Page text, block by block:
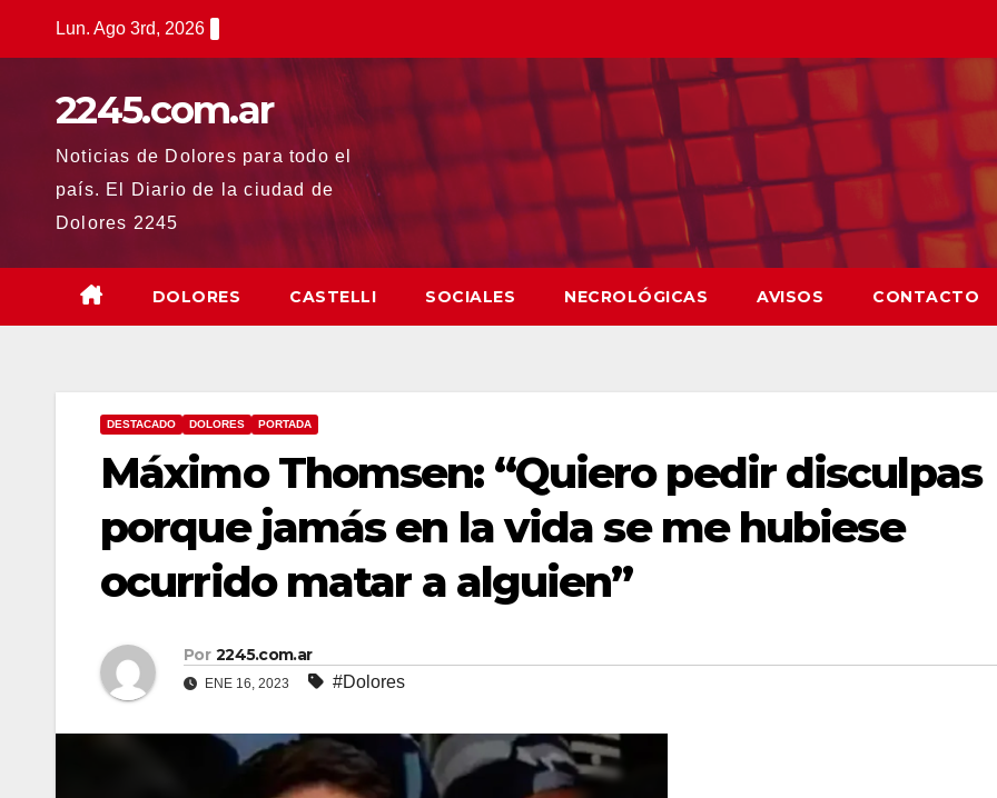
Lun. Ago 3rd, 2026
2245.com.ar
Noticias de Dolores para todo el
país. El Diario de la ciudad de
Dolores 2245
DOLORES CASTELLI SOCIALES NECROLÓGICAS AVISOS CONTACTO
DESTACADO DOLORES PORTADA
Máximo Thomsen: “Quiero pedir disculpas
porque jamás en la vida se me hubiese
ocurrido matar a alguien”
Por 2245.com.ar
ENE 16, 2023 #Dolores